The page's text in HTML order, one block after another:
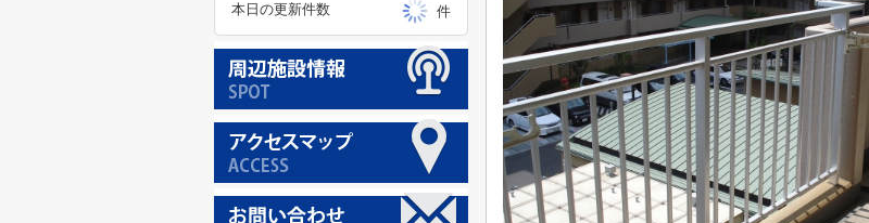
本日の更新件数
件